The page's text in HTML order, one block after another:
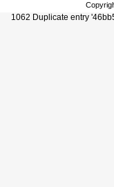
1062 Duplicate entry